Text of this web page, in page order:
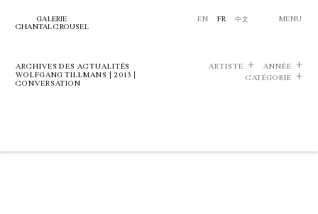
GALERIE
CHANTAL CROUSEL
EN FR 中文 MENU
ARCHIVES DES ACTUALITÉS
WOLFGANG TILLMANS | 2013 |
CONVERSATION
ARTISTE
ANNÉE
CATÉGORIE